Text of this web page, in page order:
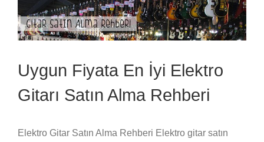
Uygun Fiyata En İyi Elektro
Gitarı Satın Alma Rehberi
Elektro Gitar Satın Alma Rehberi Elektro gitar satın